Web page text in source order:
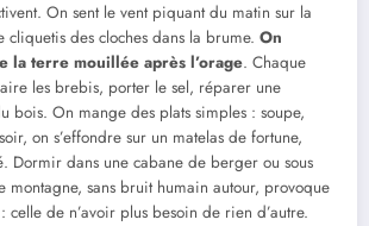
On sent le vent piquant du matin sur la
cliquetis des cloches dans la brume. On
la terre mouillée après l’orage. Chaque
les brebis, porter le sel, réparer une
bois. On mange des plats simples : soupe,
on s’effondre sur un matelas de fortune,
Dormir dans une cabane de berger ou sous
montagne, sans bruit humain autour, provoque
celle de n’avoir plus besoin de rien d’autre.